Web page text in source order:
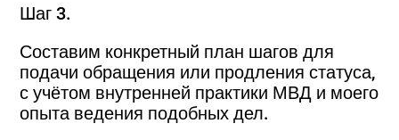
Шаг 3.
Составим конкретный план шагов для
подачи обращения или продления статуса,
с учётом внутренней практики МВД и моего
опыта ведения подобных дел.